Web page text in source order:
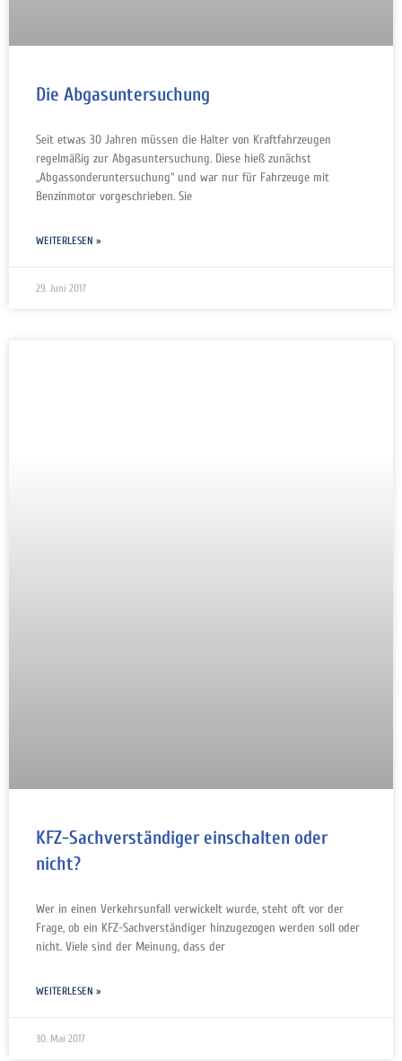
Die Abgasuntersuchung
Seit etwas 30 Jahren müssen die Halter von Kraftfahrzeugen
regelmäßig zur Abgasuntersuchung. Diese hieß zunächst
„Abgassonderuntersuchung“ und war nur für Fahrzeuge mit
Benzinmotor vorgeschrieben. Sie
WEITERLESEN »
29. Juni 2017
KFZ-Sachverständiger einschalten oder
nicht?
Wer in einen Verkehrsunfall verwickelt wurde, steht oft vor der
Frage, ob ein KFZ-Sachverständiger hinzugezogen werden soll oder
nicht. Viele sind der Meinung, dass der
WEITERLESEN »
30. Mai 2017